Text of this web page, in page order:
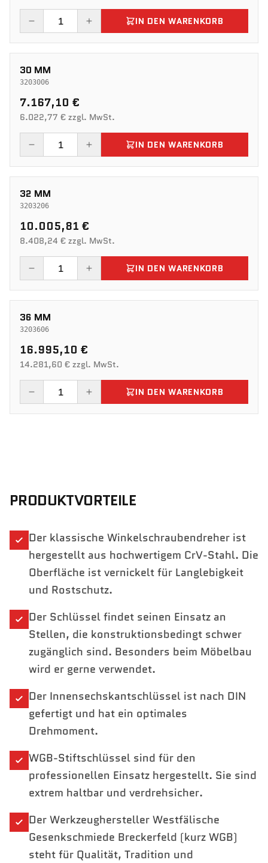
IN DEN WARENKORB
30 MM
3203006
7.167,10 €
6.022,77 € zzgl. MwSt.
IN DEN WARENKORB
32 MM
3203206
10.005,81 €
8.408,24 € zzgl. MwSt.
IN DEN WARENKORB
36 MM
3203606
16.995,10 €
14.281,60 € zzgl. MwSt.
IN DEN WARENKORB
PRODUKTVORTEILE
Der klassische Winkelschraubendreher ist
hergestellt aus hochwertigem CrV-Stahl. Die
Oberfläche ist vernickelt für Langlebigkeit
und Rostschutz.
Der Schlüssel findet seinen Einsatz an
Stellen, die konstruktionsbedingt schwer
zugänglich sind. Besonders beim Möbelbau
wird er gerne verwendet.
Der Innensechskantschlüssel ist nach DIN
gefertigt und hat ein optimales
Drehmoment.
WGB-Stiftschlüssel sind für den
professionellen Einsatz hergestellt. Sie sind
extrem haltbar und verdrehsicher.
Der Werkzeughersteller Westfälische
Gesenkschmiede Breckerfeld (kurz WGB)
steht für Qualität, Tradition und